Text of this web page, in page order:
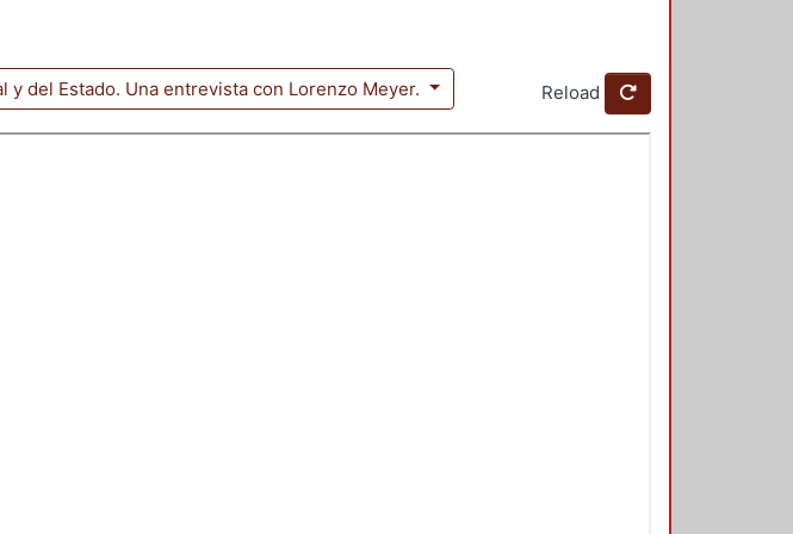
del Estado. Una entrevista con Lorenzo Meyer. Reload